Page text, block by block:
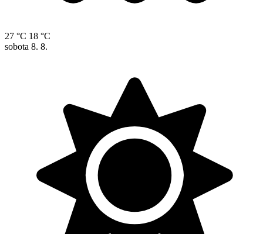
27 °C 18 °C
sobota 8. 8.